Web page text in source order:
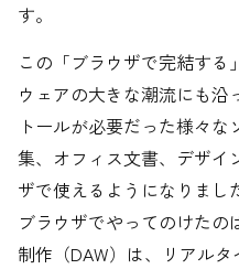
す。
この「ブラウザで完結す
ウェアの大きな潮流にも沿
トールが必要だった様々
集、オフィス文書、デザ
ザで使えるようになりまし
ブラウザでやってのけた
制作（DAW）は、リアル